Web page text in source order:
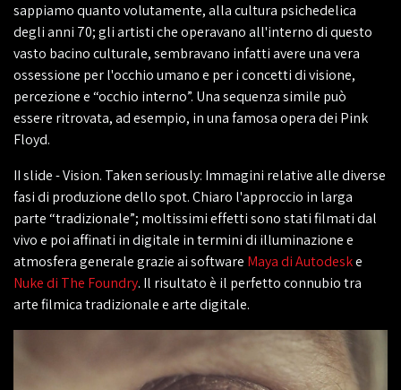
sappiamo quanto volutamente, alla cultura psichedelica
degli anni 70; gli artisti che operavano all'interno di questo
vasto bacino culturale, sembravano infatti avere una vera
ossessione per l'occhio umano e per i concetti di visione,
percezione e “occhio interno”. Una sequenza simile può
essere ritrovata, ad esempio, in una famosa opera dei Pink
Floyd.
II slide - Vision. Taken seriously: Immagini relative alle diverse
fasi di produzione dello spot. Chiaro l'approccio in larga
parte “tradizionale”; moltissimi effetti sono stati filmati dal
vivo e poi affinati in digitale in termini di illuminazione e
atmosfera generale grazie ai software Maya di Autodeske
Nuke di The Foundry. Il risultato è il perfetto connubio tra
arte filmica tradizionale e arte digitale.